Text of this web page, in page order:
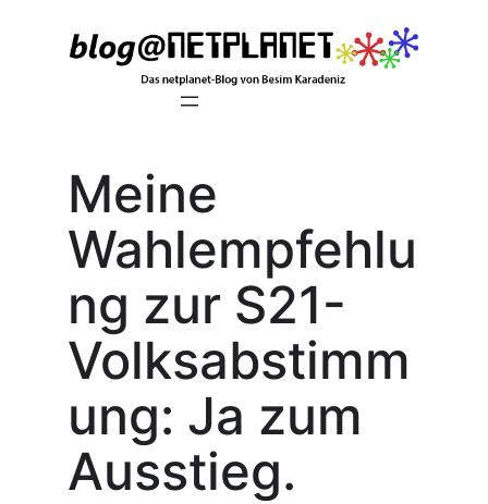
Meine
Wahlempfehlu
ng zur S21-
Volksabstimm
ung: Ja zum
Ausstieg.